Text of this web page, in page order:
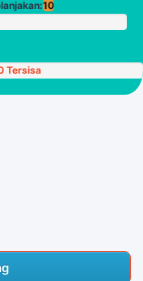
10
Tersisa